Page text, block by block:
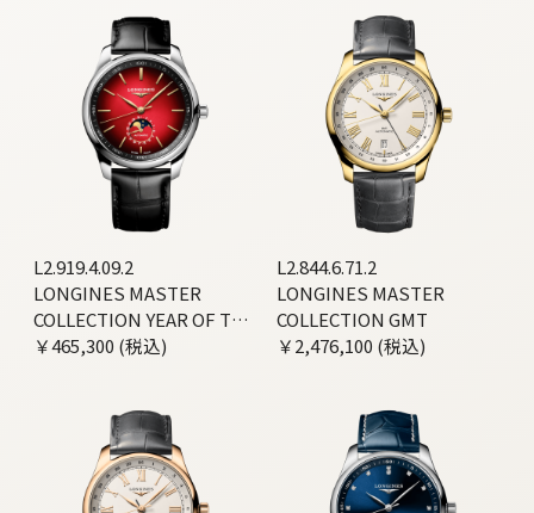
L2.919.4.09.2
LONGINES MASTER
COLLECTION YEAR OF THE
HORSE EDITION
￥465,300 (税込)
L2.844.6.71.2
LONGINES MASTER
COLLECTION GMT
￥2,476,100 (税込)